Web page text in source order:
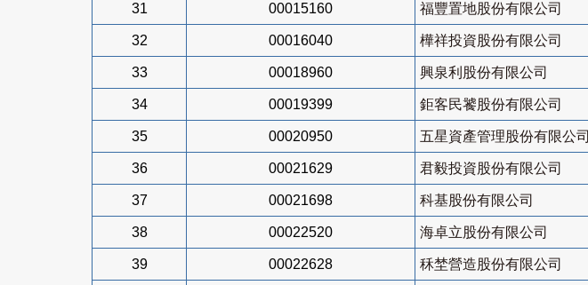
31 00015160 福豐置地股份有限公司
32 00016040 樺祥投資股份有限公司
33 00018960 興泉利股份有限公司
34 00019399 鉅客民饕股份有限公司
35 00020950 五星資產管理股份有限公司
36 00021629 君毅投資股份有限公司
37 00021698 科基股份有限公司
38 00022520 海卓立股份有限公司
39 00022628 秝埜營造股份有限公司